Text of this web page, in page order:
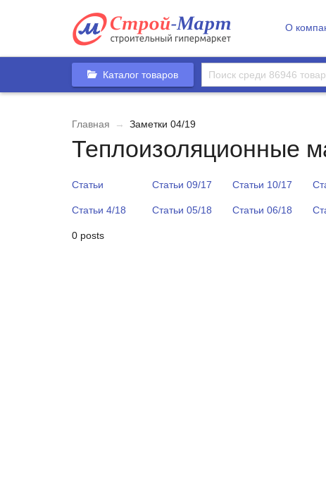
О
Каталог товаров
Главная → Заметки 04/19
Теплоизоляционные
Статьи Статьи 09/17 Статьи 10/17
Статьи 4/18 Статьи 05/18 Статьи 06/18
0 posts